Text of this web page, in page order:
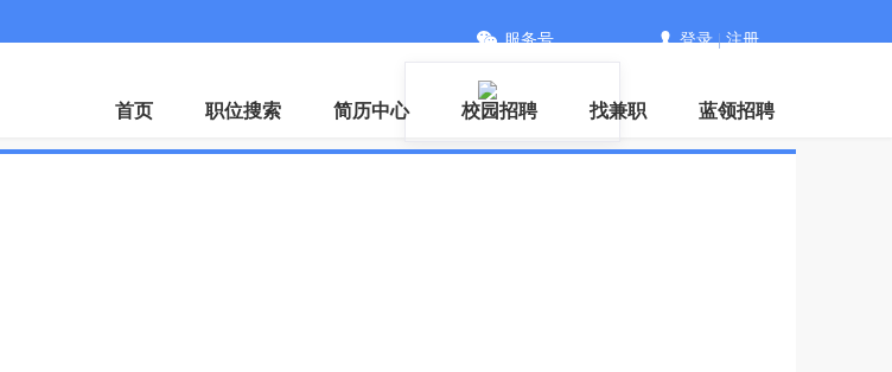
服务号 登录|注册
首页 职位搜索 简历中心 校园招聘 找兼职 蓝领招聘